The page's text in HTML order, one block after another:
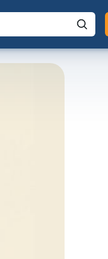
Buscar no Jus